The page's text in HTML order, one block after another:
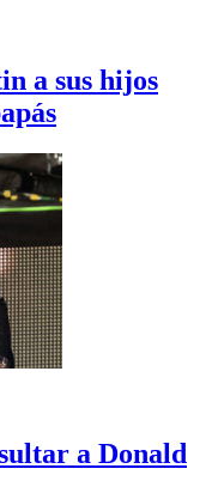
a sus hijos
a Donald